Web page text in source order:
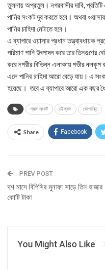
তুলনায় অপ্রতুল। নগরবাসীর দাবি,
পানির সংকট দূর করতে হবে। অথবা
পানির চাহিদা মেটাতে হবে।
এ ব্যাপারে ওয়াসার প্রধান তত্ত্বাবধায়ক
পরিমাণ পানি উৎপাদন করে তার তিনগুণের
করে নগরীর বিভিন্ন এলাকায় গভীর
এলে পানির চাহিদা আরো বেড়ে যায়। এ
হয়েছে। তবে এ ব্যাপারে আরো এক বছর
গ্যাস সংকট চট্টগ্রাম ভোগান্তি
Share Facebook
PREV POST
দশ মাসে বিপিসির মুনাফা সাড়ে তিন হাজার
কোটি টাকা
You Might Also Like